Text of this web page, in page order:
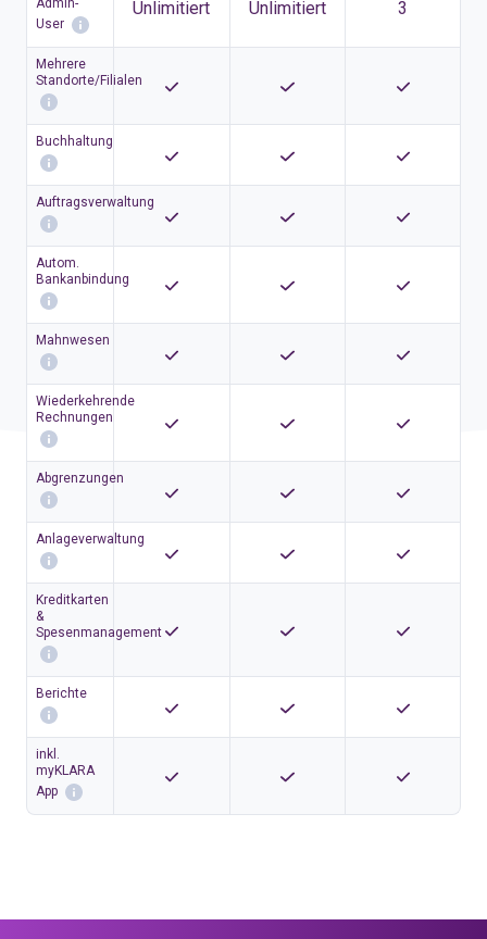
Admin-
User
Unlimitiert Unlimitiert 3
Mehrere
Standorte/Filialen
Buchhaltung
Auftragsverwaltung
Autom.
Bankanbindung
Mahnwesen
Wiederkehrende
Rechnungen
Abgrenzungen
Anlageverwaltung
Kreditkarten
&
Spesenmanagement
Berichte
inkl.
myKLARA
App